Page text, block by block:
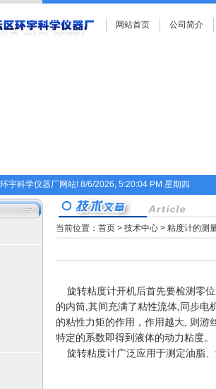
网站首页 公司简介
宇科学仪器厂网站! 8/6/2026, 5:20:05 PM 星期四
当前位置： 首页 > 技术中心 > 粘度计的测
旋转粘度计开机后首先要检测零
的内筒,其间充满了粘性流体, 同步电
的粘性力矩的作用，作用越大, 则游
特定的系数即得到液体的动力粘度。
旋转粘度计广泛应用于测定油脂